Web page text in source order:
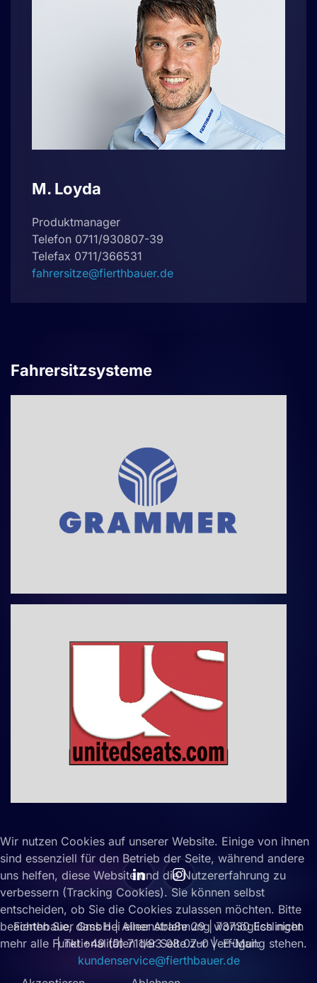
M. Loyda
Produktmanager
Telefon 0711/930807-39
Telefax 0711/366531
fahrersitze@fierthbauer.de
Fahrersitzsysteme
Fierthbauer GmbH | Alleenstraße 29 | 73730 Esslingen
| Tel +49 (0) 711/93 08 07-0 | E-Mail:
kundenservice@fierthbauer.de
Wir nutzen Cookies auf unserer Website. Einige von ihnen
sind essenziell für den Betrieb der Seite, während andere
uns helfen, diese Website und die Nutzererfahrung zu
verbessern (Tracking Cookies). Sie können selbst
entscheiden, ob Sie die Cookies zulassen möchten. Bitte
beachten Sie, dass bei einer Ablehnung womöglich nicht
mehr alle Funktionalitäten der Seite zur Verfügung stehen.